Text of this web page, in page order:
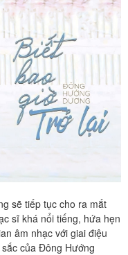
sẽ tiếp tục cho ra mắt
sĩ khá nổi tiếng, hứa hẹn
âm nhạc với giai điệu
của Đông Hướng